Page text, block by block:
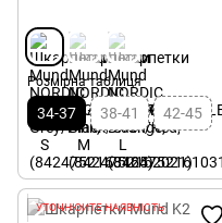
Розмірна таблиця
34-37 38-41 42-45
УТОЧНЮЙТЕ НАЯВНІСТЬ